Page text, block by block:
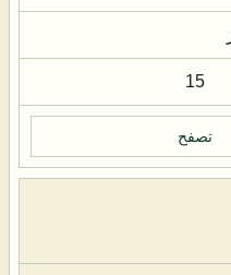
15
تصفح